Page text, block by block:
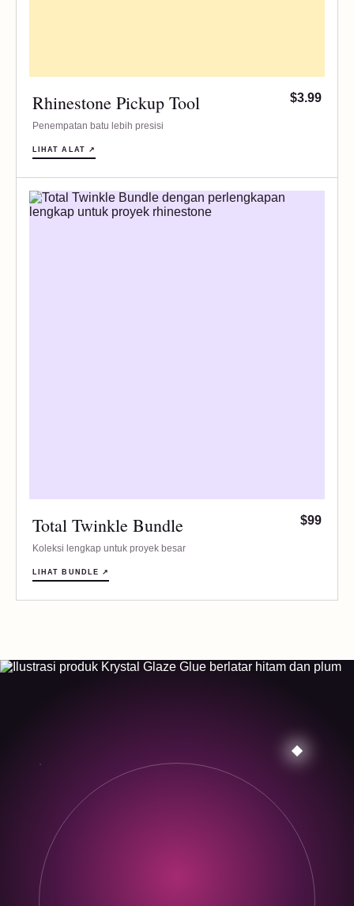
Rhinestone Pickup Tool
Penempatan batu lebih presisi
$3.99
LIHAT ALAT ↗
Total Twinkle Bundle
Koleksi lengkap untuk proyek besar
$99
LIHAT BUNDLE ↗